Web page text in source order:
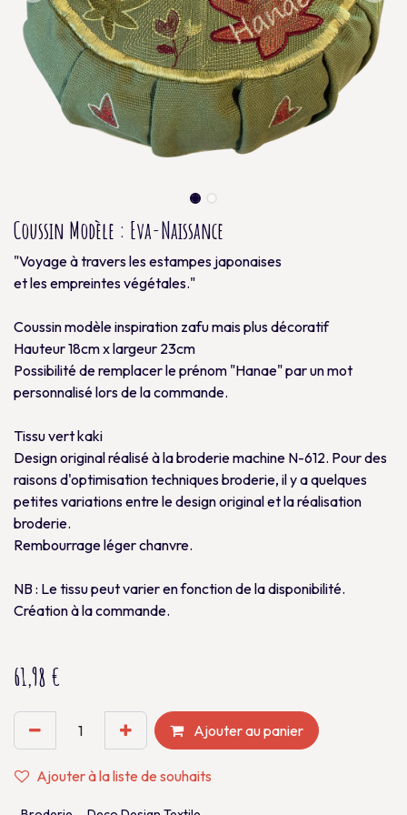
Coussin Modèle : Eva-Naissance
"Voyage à travers les estampes japonaises
et les empreintes végétales."
Coussin modèle inspiration zafu mais plus décoratif
Hauteur 18cm x largeur 23cm
Possibilité de remplacer le prénom "Hanae" par un mot
personnalisé lors de la commande.
Tissu vert kaki
Design original réalisé à la broderie machine N-612. Pour des
raisons d'optimisation techniques broderie, il y a quelques
petites variations entre le design original et la réalisation
broderie.
Rembourrage léger chanvre.
NB : Le tissu peut varier en fonction de la disponibilité.
Création à la commande.
61,98 €
Ajouter au panier
Ajouter à la liste de souhaits